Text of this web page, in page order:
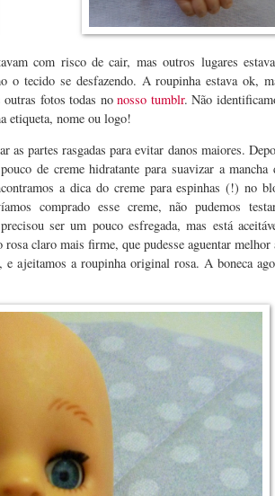
com risco de cair, mas outros lugares
o tecido se desfazendo. A roupinha estava ok,
outras fotos todas nonosso tumblr. Não
etiqueta, nome ou logo!
as partes rasgadas para evitar danos maiores.
de creme hidratante para suavizar a mancha
a dica do creme para espinhas (!) no
comprado esse creme, não pudemos
ser um pouco esfregada, mas está
claro mais firme, que pudesse aguentar melhor
e ajeitamos a roupinha original rosa. A boneca